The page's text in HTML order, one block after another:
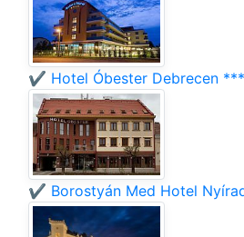
✔️ Hotel Óbester Debrecen
✔️ Borostyán Med Hotel